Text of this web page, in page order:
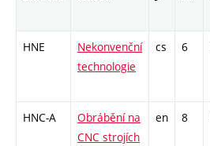
HNE
Nekonvenční
technologie
cs 6
HNC-A
Obrábění na
CNC strojích
en 8